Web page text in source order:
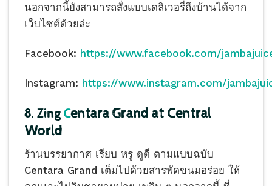
นอกจากนี้ยังสามารถสั่งแบบเดลิเวอรี่ถึงบ้านได้จาก
เว็บไซต์ด้วยล่ะ
Facebook: https://www.facebook.com/
Instagram: https://www.instagram.com/
8. ZingCentara Grand at Central
World
ร้านบรรยากาศ เรียบ หรู ดูดี ตามแบบฉบับ
Centara Grand เต็มไปด้วยสารพัดขนมอร่อย ให้